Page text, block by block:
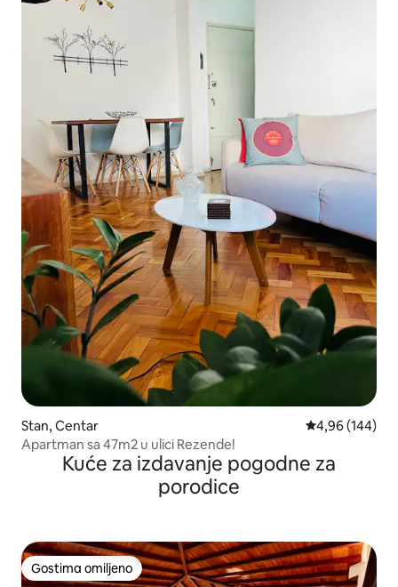
Stan, Centar Prosečna
4,96 (144)
Apartman sa 47m2 u ulici Rezende!
Kuće za izdavanje pogodne za
porodice
Gostima omiljeno
Gostima omiljeno